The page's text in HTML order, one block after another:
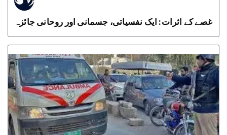
غصے کے اثرات: ایک نفسیاتی، جسمانی اور روحانی جائزہ